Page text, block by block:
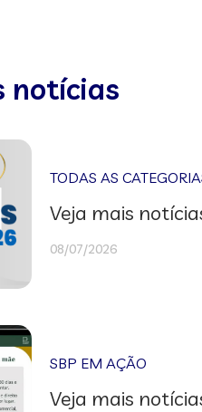
notícias
TODAS AS
Veja mais
08/07/2026
SBP EM AÇÃO
Veja mais